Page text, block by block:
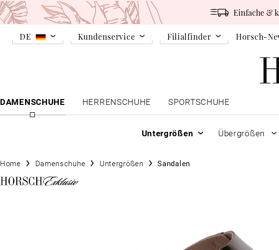
Einfache &
DE Kundenservice Filialfinder Horsch-
DAMENSCHUHE
HERRENSCHUHE SPORTSCHUHE
Untergrößen Übergrößen
Home Damenschuhe Untergrößen Sandalen